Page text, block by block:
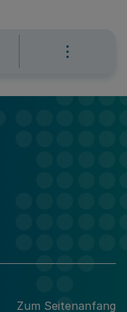
Zum Seitenanfang